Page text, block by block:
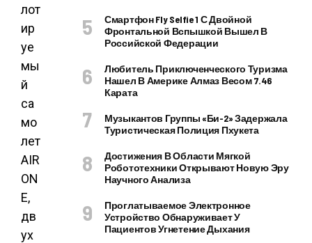
лот
ир
уе
мы
й
са
мо
лет
AIR
ON
E,
дв
ух
Смартфон Fly Selfie 1 С Двойной
Фронтальной Вспышкой Вышел В
Российской Федерации
Любитель Приключенческого Туризма
Нашел В Америке Алмаз Весом 7.46
Карата
Музыкантов Группы «Би-2» Задержала
Туристическая Полиция Пхукета
Достижения В Области Мягкой
Робототехники Открывают Новую Эру
Научного Анализа
Проглатываемое Электронное
Устройство Обнаруживает У
Пациентов Угнетение Дыхания